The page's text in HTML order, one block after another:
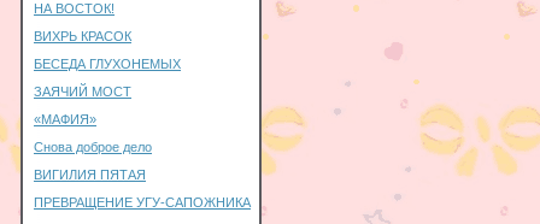
НА ВОСТОК!
ВИХРЬ КРАСОК
БЕСЕДА ГЛУХОНЕМЫХ
ЗАЯЧИЙ МОСТ
«МАФИЯ»
Снова доброе дело
ВИГИЛИЯ ПЯТАЯ
ПРЕВРАЩЕНИЕ УГУ-САПОЖНИКА